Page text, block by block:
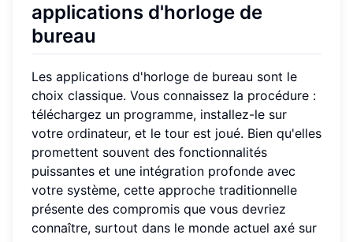
applications d'horloge de
bureau
Les applications d'horloge de bureau sont le
choix classique. Vous connaissez la procédure :
téléchargez un programme, installez-le sur
votre ordinateur, et le tour est joué. Bien qu'elles
promettent souvent des fonctionnalités
puissantes et une intégration profonde avec
votre système, cette approche traditionnelle
présente des compromis que vous devriez
connaître, surtout dans le monde actuel axé sur